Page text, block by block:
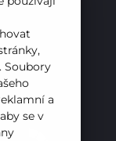
Soubory
a
se v
je